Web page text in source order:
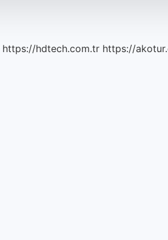
https://hdtech.com.tr https://